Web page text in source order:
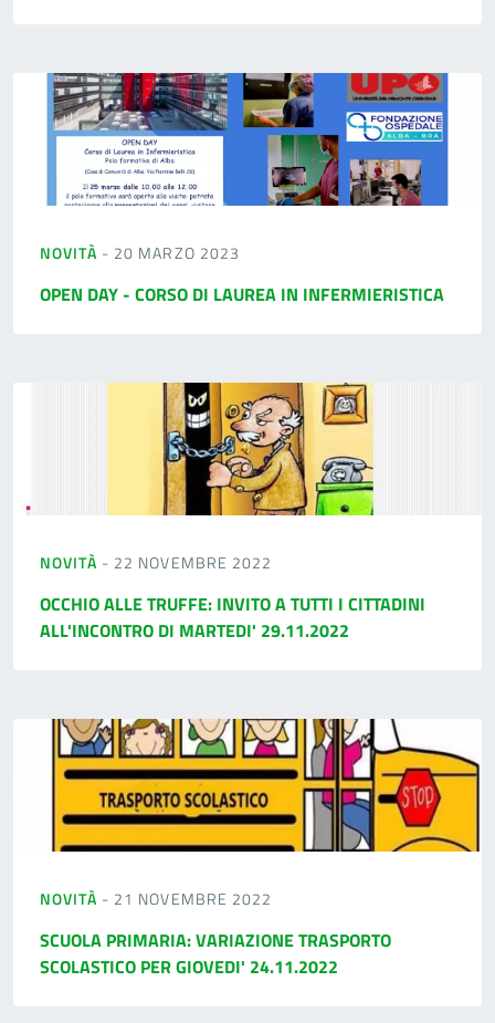
NOVITÀ - 20 MARZO 2023
OPEN DAY - CORSO DI LAUREA IN INFERMIERISTICA
NOVITÀ - 22 NOVEMBRE 2022
OCCHIO ALLE TRUFFE: INVITO A TUTTI I CITTADINI
ALL'INCONTRO DI MARTEDI' 29.11.2022
NOVITÀ - 21 NOVEMBRE 2022
SCUOLA PRIMARIA: VARIAZIONE TRASPORTO
SCOLASTICO PER GIOVEDI' 24.11.2022